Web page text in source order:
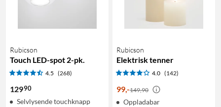
Rubicson
Touch LED-spot 2-pk.
4.5 (268)
12990
Selvlysende touchknapp
Rubicson
Elektrisk tenner
4.0 (142)
99,-149,90
Oppladabar